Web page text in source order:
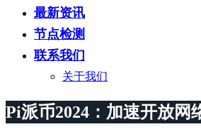
最新资讯
节点检测
联系我们
关于我们
Pi派币2024：加速开放